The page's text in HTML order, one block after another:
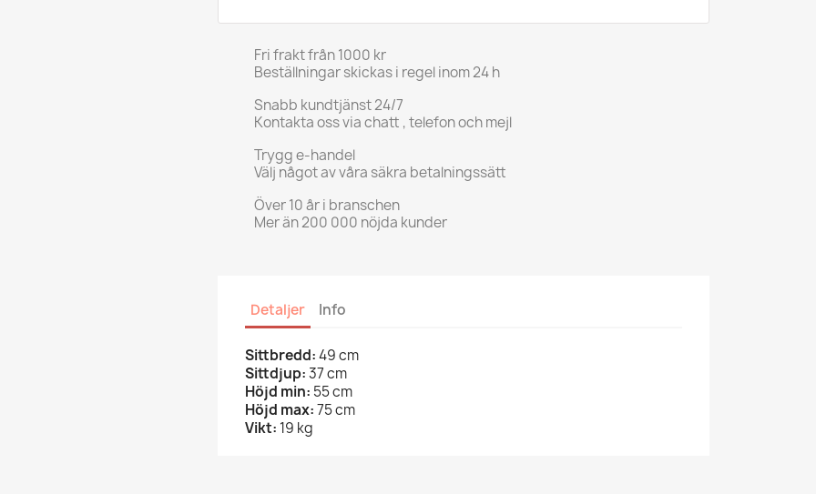
Fri frakt från 1000 kr
Beställningar skickas i regel inom 24 h
Snabb kundtjänst 24/7
Kontakta oss via chatt , telefon och mejl
Trygg e-handel
Välj något av våra säkra betalningssätt
Över 10 år i branschen
Mer än 200 000 nöjda kunder
Detaljer Info
Sittbredd:49 cm
Sittdjup:37 cm
Höjd min: 55 cm
Höjd max:75 cm
Vikt: 19 kg